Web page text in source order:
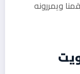
ويمررونه